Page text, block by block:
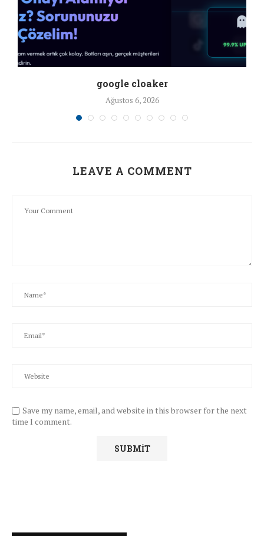
google cloaker
Ağustos 6, 2026
LEAVE A COMMENT
Save my name, email, and website in this browser for the next
time I comment.